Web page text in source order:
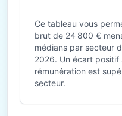
Ce tableau vous
brut de 24 800 €
médians par secteur
2026. Un écart
rémunération est
secteur.